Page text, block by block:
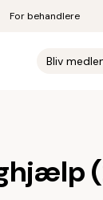
For behandlere
Bliv